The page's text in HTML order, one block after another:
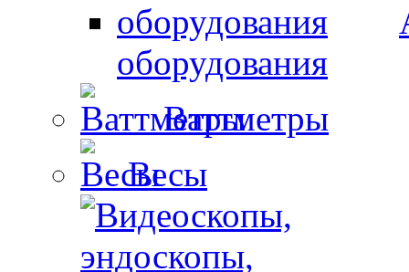
оборудования
Ваттметры
Весы